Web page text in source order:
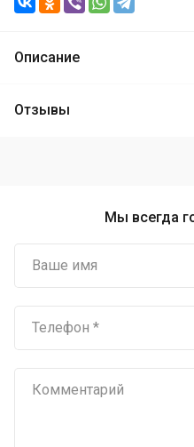
Описание
Отзывы
Мы всегда